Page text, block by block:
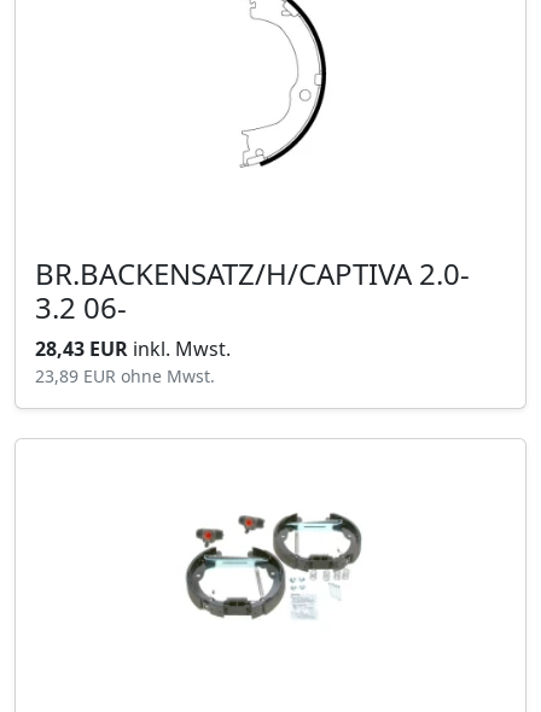
BR.BACKENSATZ/H/CAPTIVA 2.0-
3.2 06-
28,43 EUR inkl. Mwst.
23,89 EUR ohne Mwst.